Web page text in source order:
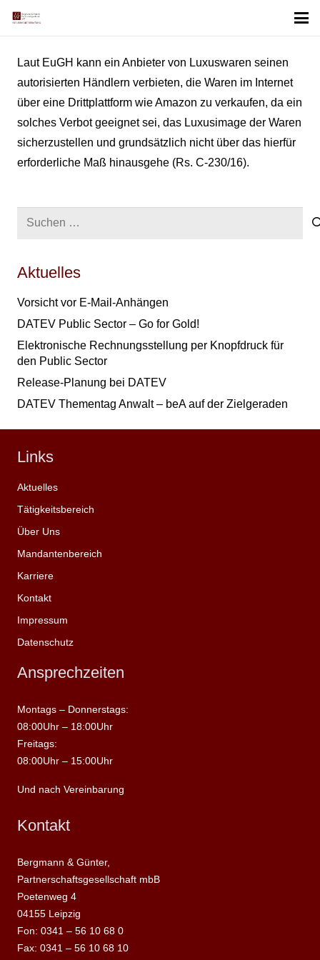
Laut EuGH kann ein Anbieter von Luxuswaren seinen
autorisierten Händlern verbieten, die Waren im Internet
über eine Drittplattform wie Amazon zu verkaufen, da ein
solches Verbot geeignet sei, das Luxusimage der Waren
sicherzustellen und grundsätzlich nicht über das hierfür
erforderliche Maß hinausgehe (Rs. C-230/16).
Suchen
Aktuelles
Vorsicht vor E-Mail-Anhängen
DATEV Public Sector – Go for Gold!
Elektronische Rechnungsstellung per Knopfdruck für
den Public Sector
Release-Planung bei DATEV
DATEV Thementag Anwalt – beA auf der Zielgeraden
Links
Aktuelles
Tätigkeitsbereich
Über Uns
Mandantenbereich
Karriere
Kontakt
Impressum
Datenschutz
Ansprechzeiten
Montags – Donnerstags:
08:00Uhr – 18:00Uhr
Freitags:
08:00Uhr – 15:00Uhr
Und nach Vereinbarung
Kontakt
Bergmann & Günter,
Partnerschaftsgesellschaft mbB
Poetenweg 4
04155 Leipzig
Fon: 0341 – 56 10 68 0
Fax: 0341 – 56 10 68 10